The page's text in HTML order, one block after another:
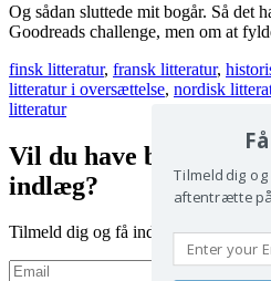
Og sådan sluttede mit bogår. Så det
Goodreads challenge, men om at
finsk litteratur, fransk litteratur,
litteratur i oversættelse, nordisk
litteratur
Vil du have besked,
indlæg?
Tilmeld dig og få indlæggene direkte
Email
Tilmeld dig
aftentrætte